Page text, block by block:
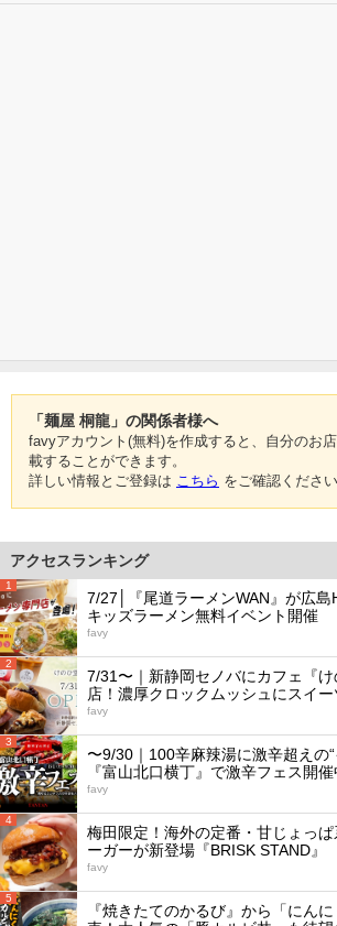
「麺屋 桐龍」の関係者様へ
favyアカウント(無料)を作成すると、自分のお
載することができます。
詳しい情報とご登録は こちら をご確認ください
アクセスランキング
1
7/27│『尾道ラーメンWAN』が広島
キッズラーメン無料イベント開催
favy
2
7/31〜｜新静岡セノバにカフェ『
店！濃厚クロックムッシュにスイー
favy
3
〜9/30｜100辛麻辣湯に激辛超えの“
『富山北口横丁』で激辛フェス開催
favy
4
梅田限定！海外の定番・甘じょっ
ーガーが新登場『BRISK STAND』
favy
5
『焼きたてのかるび』から「にん